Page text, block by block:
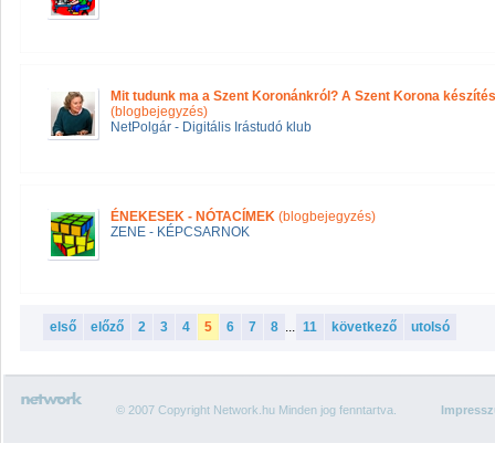
Mit tudunk ma a Szent Koronánkról? A Szent Korona
(blogbejegyzés)
NetPolgár - Digitális Irástudó klub
ÉNEKESEK - NÓTACÍMEK (blogbejegyzés)
ZENE - KÉPCSARNOK
első előző 2 3 4 5 6 7 8 ... 11 következő utolsó
© 2007 Copyright Network.hu Minden jog fenntartva.